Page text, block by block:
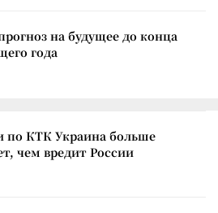
на будущее до конца
года
по КТК Украина больше
чем вредит России